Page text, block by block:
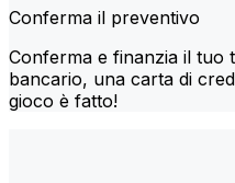
Conferma il preventivo
Conferma e finanzia il
bancario, una carta di
gioco è fatto!